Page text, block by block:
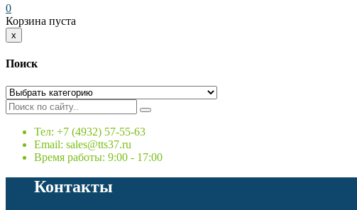
0
Корзина пуста
x
Поиск
Тел: +7 (4932) 57-55-63
Email: sales@tts37.ru
Время работы: 9:00 - 17:00
Контакты